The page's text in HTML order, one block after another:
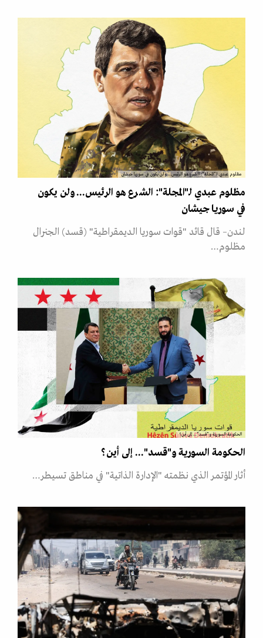
مظلوم عبدي لـ"المجلة": الشرع هو الرئيس... ولن يكون في سوريا جيشان
مظلوم عبدي لـ"المجلة": الشرع هو الرئيس... ولن يكون
في سوريا جيشان
لندن– قال قائد "قوات سوريا الديمقراطية" (قسد) الجنرال
مظلوم…
الحكومة السورية و"قسد"... إلى أين؟
الحكومة السورية و"قسد"... إلى أين؟
أثار المؤتمر الذي نظمته "الإدارة الذاتية" في مناطق تسيطر…